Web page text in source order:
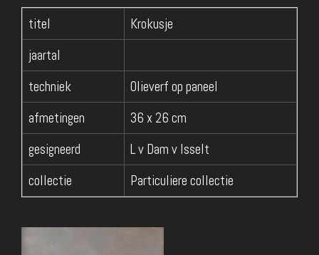
titel
Krokusje
jaartal
techniek
Olieverf op paneel
afmetingen
36 x 26 cm
gesigneerd
L v Dam v Isselt
collectie
Particuliere collectie